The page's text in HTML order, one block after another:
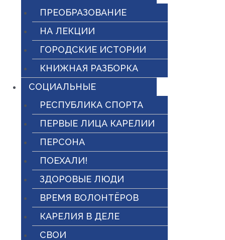
ПРЕОБРАЗОВАНИЕ
НА ЛЕКЦИИ
ГОРОДСКИЕ ИСТОРИИ
КНИЖНАЯ РАЗБОРКА
СОЦИАЛЬНЫЕ
РЕСПУБЛИКА СПОРТА
ПЕРВЫЕ ЛИЦА КАРЕЛИИ
ПЕРСОНА
ПОЕХАЛИ!
ЗДОРОВЫЕ ЛЮДИ
ВРЕМЯ ВОЛОНТЁРОВ
КАРЕЛИЯ В ДЕЛЕ
СВОИ